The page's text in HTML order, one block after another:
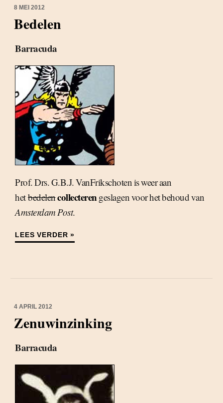
8 MEI 2012
Bedelen
Barracuda
Prof. Drs. G.B.J. VanFrikschoten is weer aan
hetbedelencollecterengeslagen voor het behoud van
Amsterdam Post.
LEES VERDER »
4 APRIL 2012
Zenuwinzinking
Barracuda